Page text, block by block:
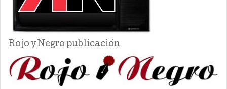
Rojo y Negro publicación